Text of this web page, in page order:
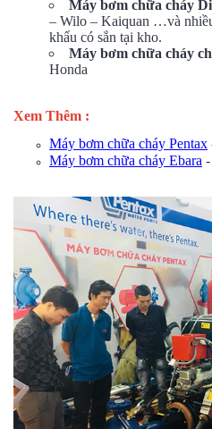
Máy bơm chữa cháy
– Wilo – Kaiquan …và
khẩu có sắn tại kho.
Máy bơm chữa cháy
Honda
Xem Thêm :
Máy bơm chữa cháy Pentax
Máy bơm chữa cháy Ebara